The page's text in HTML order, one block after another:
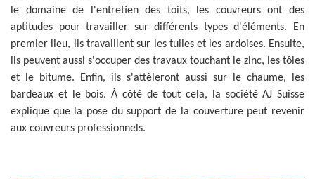
le domaine de l'entretien des toits, les couvreurs ont des
aptitudes pour travailler sur différents types d'éléments. En
premier lieu, ils travaillent sur les tuiles et les ardoises. Ensuite,
ils peuvent aussi s'occuper des travaux touchant le zinc, les tôles
et le bitume. Enfin, ils s'attèleront aussi sur le chaume, les
bardeaux et le bois. À côté de tout cela, la société AJ Suisse
explique que la pose du support de la couverture peut revenir
aux couvreurs professionnels.